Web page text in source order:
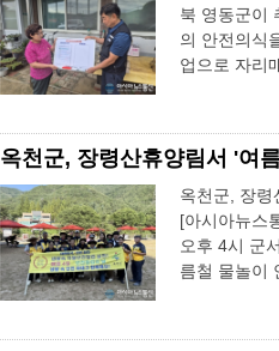
북 영동군이
의 안전의식
업으로 자리
옥천군, 장령산휴양림서 '여
옥천군, 장령
[아시아뉴스
오후 4시 군
름철 물놀이